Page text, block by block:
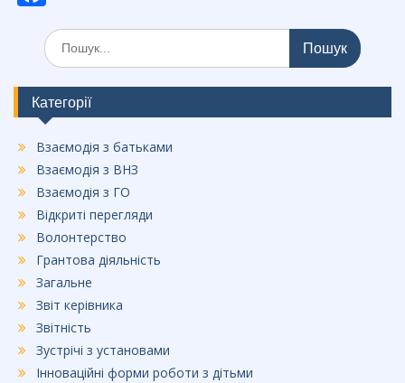
ac
e
b
o
o
k
Шукати:
Категорії
Взаємодія з батьками
Взаємодія з ВНЗ
Взаємодія з ГО
Відкриті перегляди
Волонтерство
Грантова діяльність
Загальне
Звіт керівника
Звітність
Зустрічі з установами
Інноваційні форми роботи з дітьми